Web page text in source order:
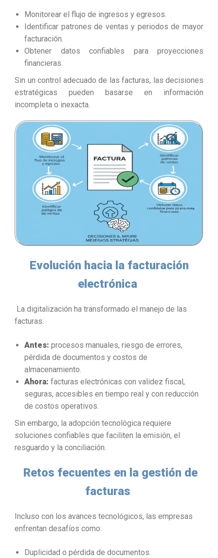
Monitorear el flujo de ingresos y egresos.
Identificar patrones de ventas y periodos de mayor
facturación.
Obtener datos confiables para proyecciones
financieras.
Sin un control adecuado de las facturas, las decisiones
estratégicas pueden basarse en información
incompleta o inexacta.
Evolución hacia la facturación
electrónica
La digitalización ha transformado el manejo de las
facturas:
Antes: procesos manuales, riesgo de errores,
pérdida de documentos y costos de
almacenamiento.
Ahora: facturas electrónicas con validez fiscal,
seguras, accesibles en tiempo real y con reducción
de costos operativos.
Sin embargo, la adopción tecnológica requiere
soluciones confiables que faciliten la emisión, el
resguardo y la conciliación.
Retos fecuentes en la gestión de
facturas
Incluso con los avances tecnológicos, las empresas
enfrentan desafíos como:
Duplicidad o pérdida de documentos.